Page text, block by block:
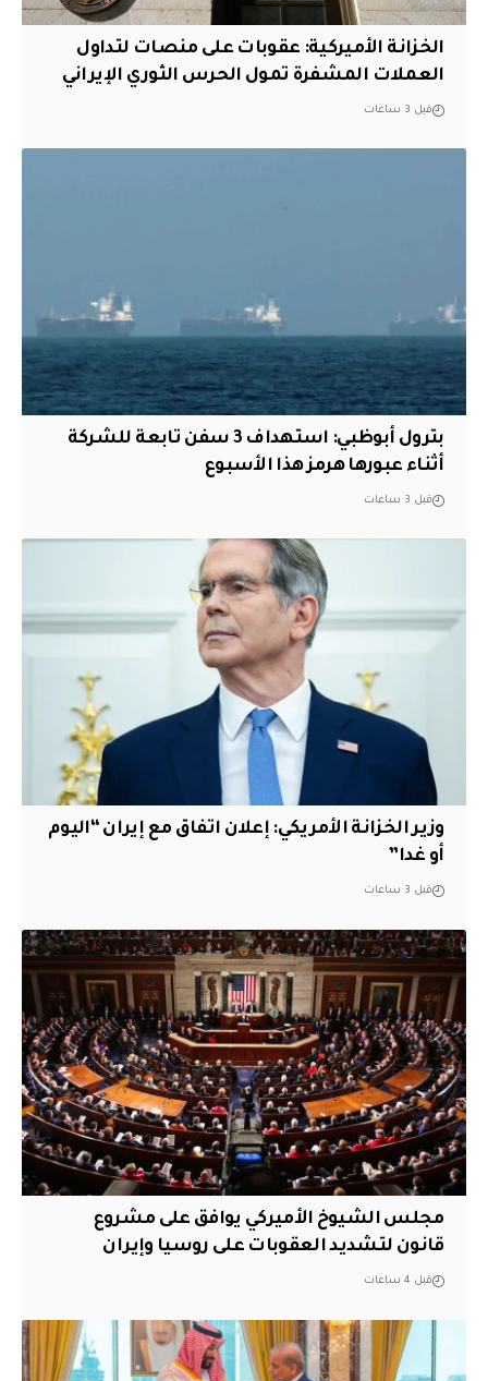
الخزانة الأميركية: عقوبات على منصات لتداول
العملات المشفرة تمول الحرس الثوري الإيراني
قبل 3 ساعات
بترول أبوظبي: استهداف 3 سفن تابعة للشركة
أثناء عبورها هرمز هذا الأسبوع
قبل 3 ساعات
وزير الخزانة الأمريكي: إعلان اتفاق مع إيران “اليوم
أو غدا”
قبل 3 ساعات
مجلس الشيوخ الأميركي يوافق على مشروع
قانون لتشديد العقوبات على روسيا وإيران
قبل 4 ساعات